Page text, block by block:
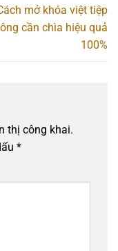
mở khóa việt tiệp
cần chìa hiệu quả
100%
thị công khai.
*